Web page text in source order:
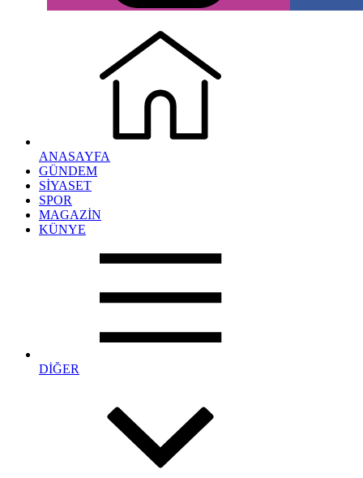
ANASAYFA
GÜNDEM
SİYASET
SPOR
MAGAZİN
KÜNYE
DİĞER